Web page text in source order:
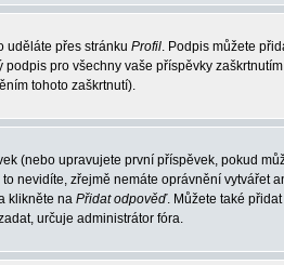
uděláte přes stránku Profil. Podpis můžete
podpis pro všechny vaše příspěvky
tohoto zaškrtnutí).
(nebo upravujete první příspěvek, pokud
nevidíte, zřejmě nemáte oprávnění vytvářet
klikněte na Přidat odpověď. Můžete také
určuje administrátor fóra.